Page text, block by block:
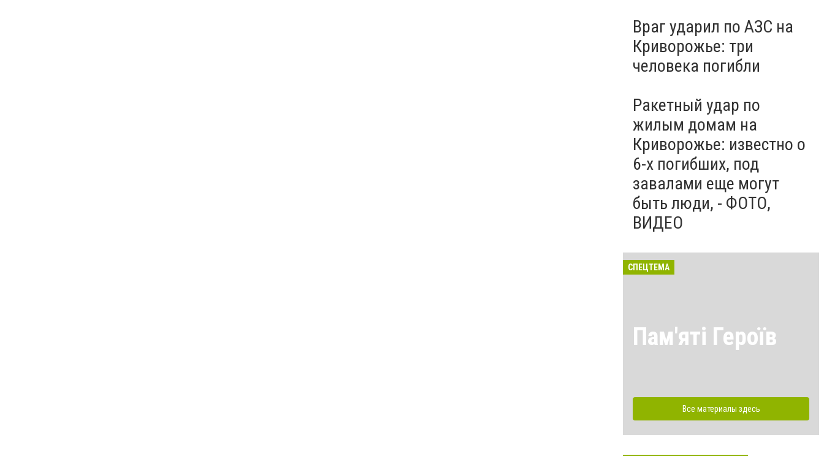
Враг ударил по АЗС на
Криворожье: три
человека погибли
Ракетный удар по
жилым домам на
Криворожье: известно о
6-х погибших, под
завалами еще могут
быть люди, - ФОТО,
ВИДЕО
СПЕЦТЕМА
Пам'яті Героїв
Все материалы здесь